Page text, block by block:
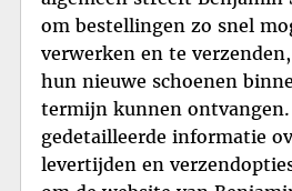
om bestellingen zo snel
verwerken en te
hun nieuwe schoenen
termijn kunnen ontvangen.
gedetailleerde informatie
levertijden en